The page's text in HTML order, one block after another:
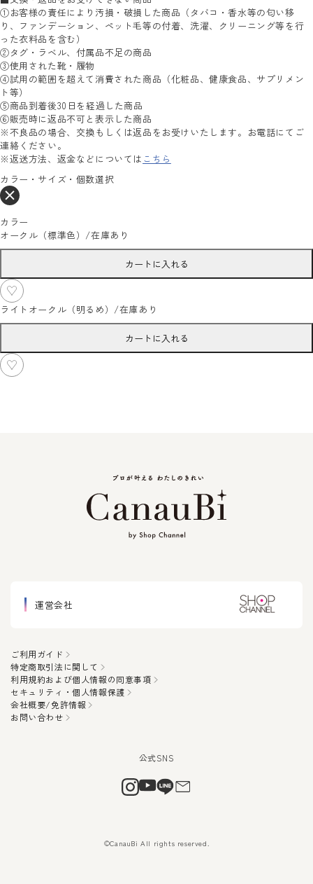
①お客様の責任により汚損・破損した商品（タバコ・香水等の匂い移
り、ファンデーション、ペット毛等の付着、洗濯、クリーニング等を行
った衣料品を含む）
②タグ・ラベル、付属品不足の商品
③使用された靴・履物
④試用の範囲を超えて消費された商品（化粧品、健康食品、サプリメン
ト等）
⑤商品到着後30日を経過した商品
⑥販売時に返品不可と表示した商品
※不良品の場合、交換もしくは返品をお受けいたします。お電話にてご
連絡ください。
※返送方法、返金などについては こちら
カラー・サイズ・個数選択
カラー
オークル（標準色） /在庫あり
カートに入れる
ライトオークル（明るめ） /在庫あり
カートに入れる
運営会社
ご利用ガイド
特定商取引法に関して
利用規約および個人情報の同意事項
セキュリティ・個人情報保護
会社概要/免許情報
お問い合わせ
©CanauBi All rights reserved.